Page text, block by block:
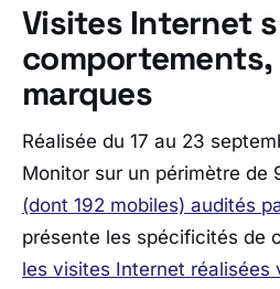
Visites Internet
comportements,
marques
Réalisée du 17 au 23
Monitor sur un périmètre de
(dont 192 mobiles) audités
présente les spécificités de
les visites Internet réalisées